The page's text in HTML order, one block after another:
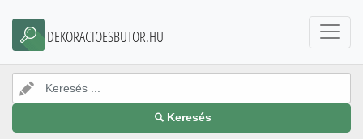
DEKORACIOESBUTOR.HU
Keresés